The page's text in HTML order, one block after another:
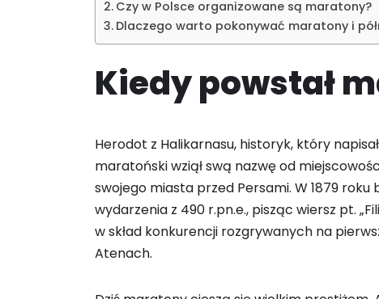
Czy w Polsce organizowane są maratony?
Dlaczego warto pokonywać maratony i
Kiedy powstał
Herodot z Halikarnasu, historyk, który
maratoński wziął swą nazwę od
swojego miasta przed Persami. W 1879
wydarzenia z 490 r.pn.e., pisząc wiersz pt.
w skład konkurencji rozgrywanych na
Atenach.